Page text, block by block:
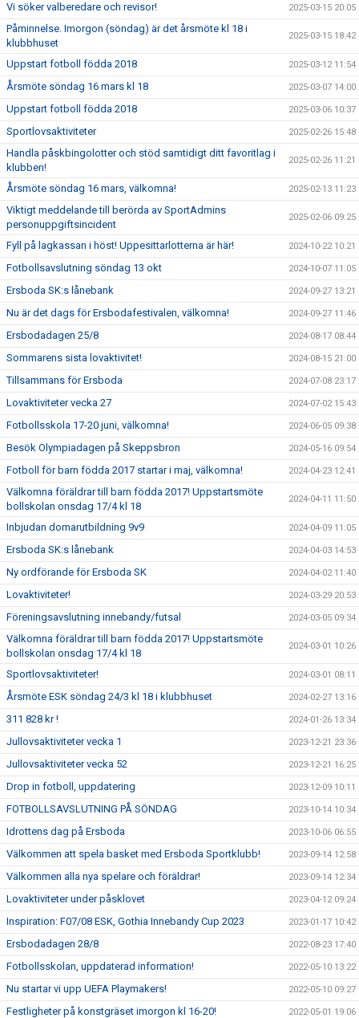
Vi söker valberedare och revisor! 2025-03-15 20:05
Påminnelse. Imorgon (söndag) är det årsmöte kl 18 i
klubbhuset
2025-03-15 18:42
Uppstart fotboll födda 2018 2025-03-12 11:54
Årsmöte söndag 16 mars kl 18 2025-03-07 14:00
Uppstart fotboll födda 2018 2025-03-06 10:37
Sportlovsaktiviteter 2025-02-26 15:48
Handla påskbingolotter och stöd samtidigt ditt favoritlag i
klubben!
2025-02-26 11:21
Årsmöte söndag 16 mars, välkomna! 2025-02-13 11:23
Viktigt meddelande till berörda av SportAdmins
personuppgiftsincident
2025-02-06 09:25
Fyll på lagkassan i höst! Uppesittarlotterna är här! 2024-10-22 10:21
Fotbollsavslutning söndag 13 okt 2024-10-07 11:05
Ersboda SK:s lånebank 2024-09-27 13:21
Nu är det dags för Ersbodafestivalen, välkomna! 2024-09-27 11:46
Ersbodadagen 25/8 2024-08-17 08:44
Sommarens sista lovaktivitet! 2024-08-15 21:00
Tillsammans för Ersboda 2024-07-08 23:17
Lovaktiviteter vecka 27 2024-07-02 15:43
Fotbollsskola 17-20 juni, välkomna! 2024-06-05 09:38
Besök Olympiadagen på Skeppsbron 2024-05-16 09:54
Fotboll för barn födda 2017 startar i maj, välkomna! 2024-04-23 12:41
Välkomna föräldrar till barn födda 2017! Uppstartsmöte
bollskolan onsdag 17/4 kl 18
2024-04-11 11:50
Inbjudan domarutbildning 9v9 2024-04-09 11:05
Ersboda SK:s lånebank 2024-04-03 14:53
Ny ordförande för Ersboda SK 2024-04-02 11:40
Lovaktiviteter! 2024-03-29 20:53
Föreningsavslutning innebandy/futsal 2024-03-05 09:34
Välkomna föräldrar till barn födda 2017! Uppstartsmöte
bollskolan onsdag 17/4 kl 18
2024-03-01 10:26
Sportlovsaktiviteter! 2024-03-01 08:11
Årsmöte ESK söndag 24/3 kl 18 i klubbhuset 2024-02-27 13:16
311 828 kr ! 2024-01-26 13:34
Jullovsaktiviteter vecka 1 2023-12-21 23:36
Jullovsaktiviteter vecka 52 2023-12-21 16:25
Drop in fotboll, uppdatering 2023-12-09 10:11
FOTBOLLSAVSLUTNING PÅ SÖNDAG 2023-10-14 10:34
Idrottens dag på Ersboda 2023-10-06 06:55
Välkommen att spela basket med Ersboda Sportklubb! 2023-09-14 12:58
Välkommen alla nya spelare och föräldrar! 2023-09-14 12:34
Lovaktiviteter under påsklovet 2023-04-12 09:24
Inspiration: F07/08 ESK, Gothia Innebandy Cup 2023 2023-01-17 10:42
Ersbodadagen 28/8 2022-08-23 17:40
Fotbollsskolan, uppdaterad information! 2022-05-10 13:22
Nu startar vi upp UEFA Playmakers! 2022-05-10 09:27
Festligheter på konstgräset imorgon kl 16-20! 2022-05-01 19:06